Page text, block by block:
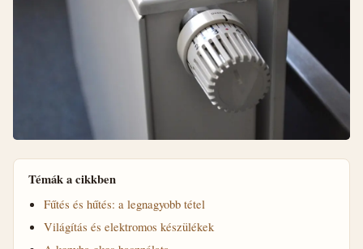
Témák a cikkben
Fűtés és hűtés: a legnagyobb tétel
Világítás és elektromos készülékek